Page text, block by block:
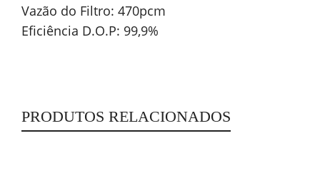
Vazão do Filtro: 470pcm
Eficiência D.O.P: 99,9%
PRODUTOS RELACIONADOS